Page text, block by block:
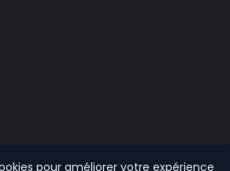
pour améliorer votre expérience